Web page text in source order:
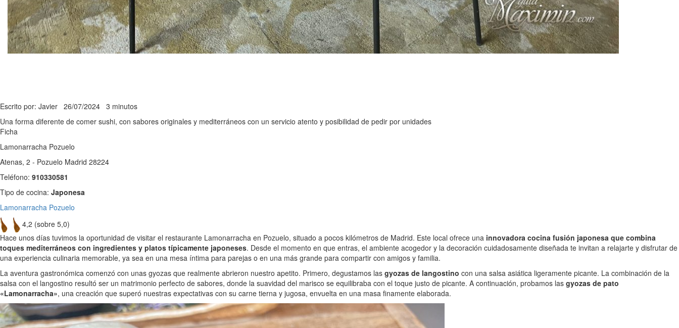
Escrito por: Javier 26/07/2024 3 minutos
Una forma diferente de comer sushi, con sabores originales y mediterráneos con un servicio atento y posibilidad de pedir por unidades
Ficha
Lamonarracha Pozuelo
Atenas, 2 - Pozuelo Madrid 28224
Teléfono: 910330581
Tipo de cocina: Japonesa
Lamonarracha Pozuelo
4,2 (sobre 5,0)
Hace unos días tuvimos la oportunidad de visitar el restaurante Lamonarracha en Pozuelo, situado a pocos kilómetros de Madrid. Este local ofrece una innovadora cocina fusión japonesa que combina
toques mediterráneos con ingredientes y platos típicamente japoneses. Desde el momento en que entras, el ambiente acogedor y la decoración cuidadosamente diseñada te invitan a relajarte y disfrutar de
una experiencia culinaria memorable, ya sea en una mesa íntima para parejas o en una más grande para compartir con amigos y familia.
La aventura gastronómica comenzó con unas gyozas que realmente abrieron nuestro apetito. Primero, degustamos las gyozas de langostino con una salsa asiática ligeramente picante. La combinación de la
salsa con el langostino resultó ser un matrimonio perfecto de sabores, donde la suavidad del marisco se equilibraba con el toque justo de picante. A continuación, probamos las gyozas de pato
«Lamonarracha», una creación que superó nuestras expectativas con su carne tierna y jugosa, envuelta en una masa finamente elaborada.